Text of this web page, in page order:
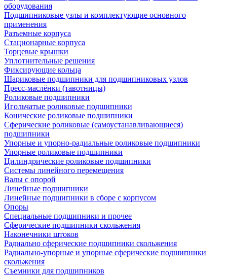
оборудования
Подшипниковые узлы и комплектующие основного
применения
Разъемные корпуса
Стационарные корпуса
Торцевые крышки
Уплотнительные решения
Фиксирующие кольца
Шариковые подшипники для подшипниковых узлов
Пресс-маслёнки (тавотницы)
Роликовые подшипники
Игольчатые роликовые подшипники
Конические роликовые подшипники
Сферические роликовые (самоустанавливающиеся)
подшипники
Упорные и упорно-радиальные роликовые подшипники
Упорные роликовые подшипники
Цилиндрические роликовые подшипники
Системы линейного перемещения
Валы с опорой
Линейные подшипники
Линейные подшипники в сборе с корпусом
Опоры
Специальные подшипники и прочее
Сферические подшипники скольжения
Наконечники штоков
Радиально сферические подшипники скольжения
Радиально-упорные и упорные сферические подшипники
скольжения
Съемники для подшипников